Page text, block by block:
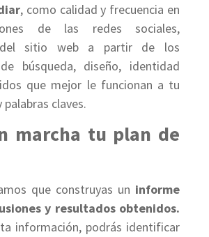
, como calidad y frecuencia en
de las redes sociales,
del sitio web a partir de los
búsqueda, diseño, identidad
que mejor le funcionan a tu
claves.
marcha tu plan de
que construyas un informe
y resultados obtenidos.
información, podrás identificar